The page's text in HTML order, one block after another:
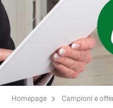
Homepage Campioni e